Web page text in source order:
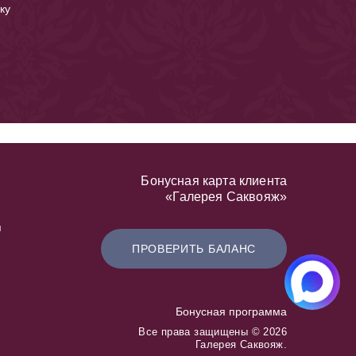
Бонусная карта клиента
«Галерея Саквояж»
ПРОВЕРИТЬ БАЛАНС
Бонусная программа
Все права защищены © 2026
Галерея Саквояж.